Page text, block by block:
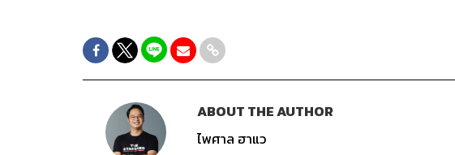
ABOUT THE AUTHOR
ไพศาล ฮาแว